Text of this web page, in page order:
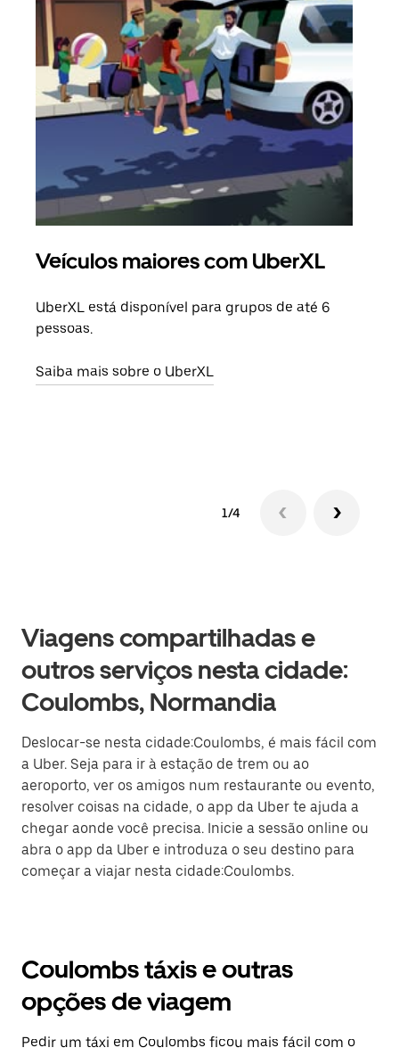
Veículos maiores com UberXL
UberXL está disponível para grupos de até 6
pessoas.
Saiba mais sobre o UberXL
1/4
Viagens compartilhadas e
outros serviços nesta cidade:
Coulombs, Normandia
Deslocar-se nesta cidade:Coulombs, é mais fácil com
a Uber. Seja para ir à estação de trem ou ao
aeroporto, ver os amigos num restaurante ou evento,
resolver coisas na cidade, o app da Uber te ajuda a
chegar aonde você precisa. Inicie a sessão online ou
abra o app da Uber e introduza o seu destino para
começar a viajar nesta cidade:Coulombs.
Coulombs táxis e outras
opções de viagem
Pedir um táxi em Coulombs ficou mais fácil com o